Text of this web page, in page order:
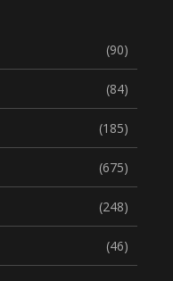
(90)
(84)
(185)
(675)
(248)
(46)